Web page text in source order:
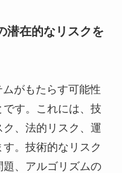
潜在的なリスクを
がもたらす可能性
す。これには、技
、法的リスク、運
。技術的なリスク
題、アルゴリズムの